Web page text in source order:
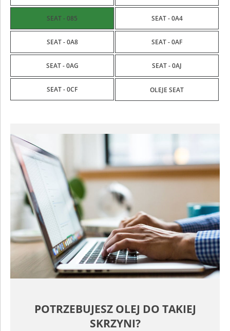
SEAT - 085 SEAT - 0A4
SEAT - 0A8 SEAT - 0AF
SEAT - 0AG SEAT - 0AJ
SEAT - 0CF OLEJE SEAT
POTRZEBUJESZ OLEJ DO TAKIEJ
SKRZYNI?